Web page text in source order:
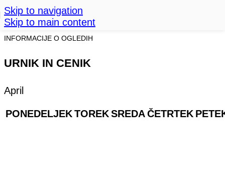
Skip to navigation
Skip to main content
INFORMACIJE O OGLEDIH
URNIK IN CENIK
April
PONEDELJEKTOREKSREDAČETRTEK